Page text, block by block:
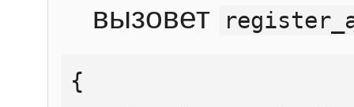
вызовет
{